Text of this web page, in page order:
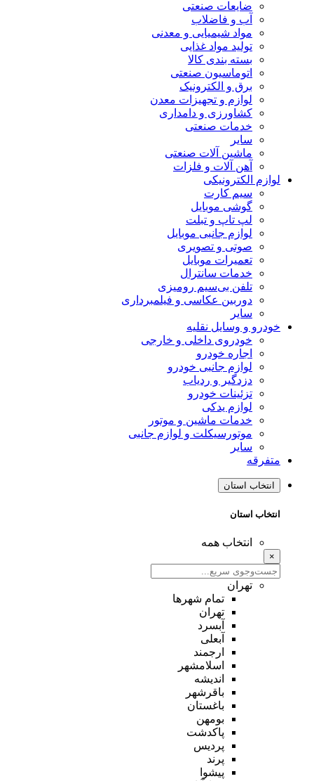
ضایعات صنعتی
آب و فاضلاب
مواد شیمیایی و معدنی
تولید مواد غذایی
بسته بندی کالا
اتوماسیون صنعتی
برق و الکترونیک
لوازم و تجهیزات معدن
کشاورزی و دامداری
خدمات صنعتی
سایر
ماشین آلات صنعتی
آهن آلات و فلزات
لوازم الکترونیکی
سیم کارت
گوشی موبایل
لپ تاپ و تبلت
لوازم جانبی موبایل
صوتی و تصویری
تعمیرات موبایل
خدمات سانترال
تلفن بی‌سیم رومیزی
دوربین عکاسی و فیلمبرداری
سایر
خودرو و وسایل نقلیه
خودروی داخلی و خارجی
اجاره خودرو
لوازم جانبی خودرو
دزدگیر و ردیاب
تزئینات خودرو
لوازم یدکی
خدمات ماشین و موتور
موتورسیکلت و لوازم جانبی
سایر
متفرقه
انتخاب استان
انتخاب استان
انتخاب همه
×
تهران
تمام شهر‌ها
تهران
آبسرد
آبعلی
ارجمند
اسلامشهر
اندیشه
باقرشهر
باغستان
بومهن
پاکدشت
پردیس
پرند
پیشوا